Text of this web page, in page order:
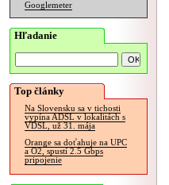
Googlemeter
Hľadanie
Top články
Na Slovensku sa v tichosti
vypína ADSL v lokalitách s
VDSL, už 31. mája
Orange sa doťahuje na UPC
a O2, spustí 2.5 Gbps
pripojenie